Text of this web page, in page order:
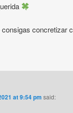
concretizar
at 9:54 pm said: